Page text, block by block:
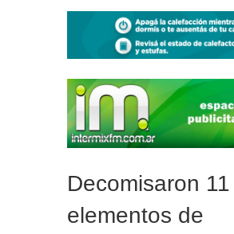
Florencio Varela
Un vehículo con pedido de
recuperado en Florencio
Mercado Activo sumó la tienda móvil
tuvo una jornada con gran
Florencio Varela
#FlorencioVarela | Aprehensión de
el barrio Sarmiento
Decomisaron
elementos de